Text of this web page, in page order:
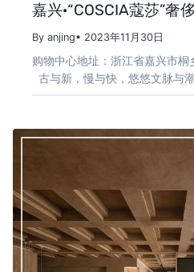
嘉兴·“COSCIA蔻莎”
By anjing• 2023年11月30日
购物中心地址：浙江省嘉兴市
古与新，慢与快，悠悠文脉与